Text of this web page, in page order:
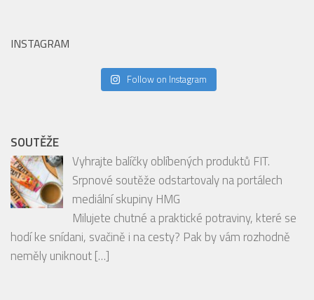
INSTAGRAM
Follow on Instagram
SOUTĚŽE
Vyhrajte balíčky oblíbených produktů FIT.
Srpnové soutěže odstartovaly na portálech
mediální skupiny HMG
Milujete chutné a praktické potraviny, které se
hodí ke snídani, svačině i na cesty? Pak by vám rozhodně
neměly uniknout[…]